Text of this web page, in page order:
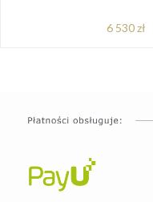
6 530 zł